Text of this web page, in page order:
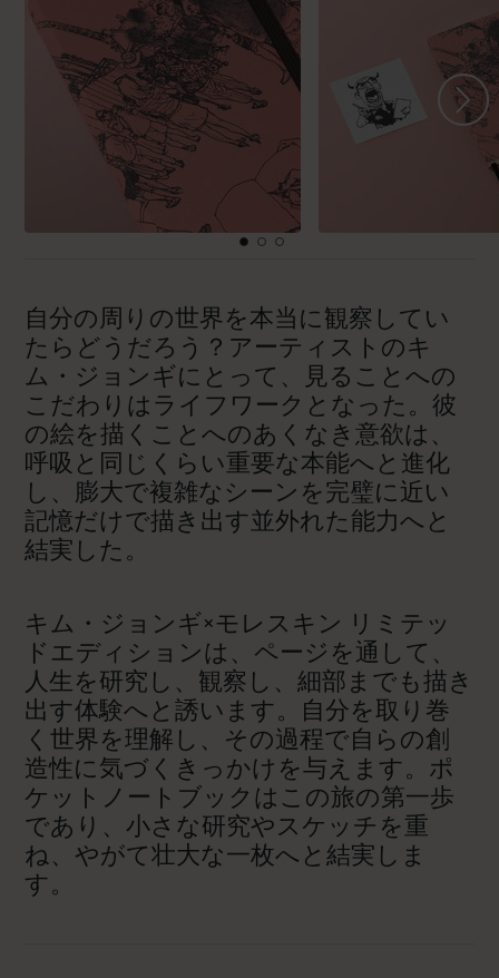
自分の周りの世界を本当に観察してい
たらどうだろう？アーティストのキ
ム・ジョンギにとって、見ることへの
こだわりはライフワークとなった。彼
の絵を描くことへのあくなき意欲は、
呼吸と同じくらい重要な本能へと進化
し、膨大で複雑なシーンを完璧に近い
記憶だけで描き出す並外れた能力へと
結実した。
キム・ジョンギ×モレスキン リミテッ
ドエディションは、ページを通して、
人生を研究し、観察し、細部までも描き
出す体験へと誘います。自分を取り巻
く世界を理解し、その過程で自らの創
造性に気づくきっかけを与えます。ポ
ケットノートブックはこの旅の第一歩
であり、小さな研究やスケッチを重
ね、やがて壮大な一枚へと結実しま
す。